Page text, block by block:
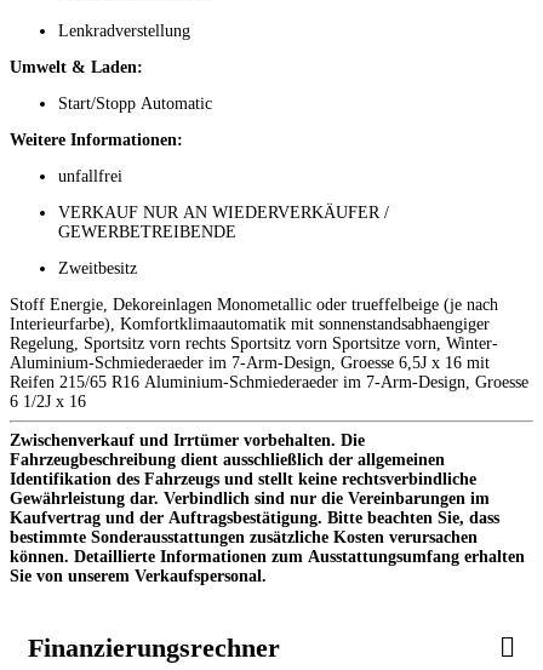
Lenkradverstellung
Umwelt & Laden:
Start/Stopp Automatic
Weitere Informationen:
unfallfrei
VERKAUF NUR AN WIEDERVERKÄUFER /
GEWERBETREIBENDE
Zweitbesitz
Stoff Energie, Dekoreinlagen Monometallic oder trueffelbeige (je nach
Interieurfarbe), Komfortklimaautomatik mit sonnenstandsabhaengiger
Regelung, Sportsitz vorn rechts Sportsitz vorn Sportsitze vorn, Winter-
Aluminium-Schmiederaeder im 7-Arm-Design, Groesse 6,5J x 16 mit
Reifen 215/65 R16 Aluminium-Schmiederaeder im 7-Arm-Design, Groesse
6 1/2J x 16
Zwischenverkauf und Irrtümer vorbehalten. Die
Fahrzeugbeschreibung dient ausschließlich der allgemeinen
Identifikation des Fahrzeugs und stellt keine rechtsverbindliche
Gewährleistung dar. Verbindlich sind nur die Vereinbarungen im
Kaufvertrag und der Auftragsbestätigung. Bitte beachten Sie, dass
bestimmte Sonderausstattungen zusätzliche Kosten verursachen
können. Detaillierte Informationen zum Ausstattungsumfang erhalten
Sie von unserem Verkaufspersonal.
Finanzierungsrechner